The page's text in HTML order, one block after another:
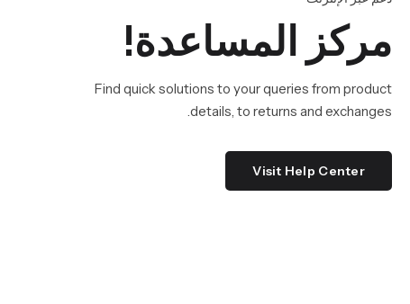
مركز المساعدة!
Find quick solutions to your queries from product
details, to returns and exchanges.
Visit Help Center